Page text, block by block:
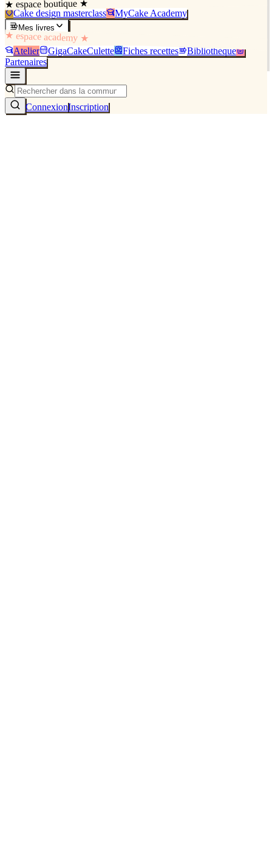
★ espace boutique ★
Cake design masterclass MyCake Academy
Mes livres
★ espace academy ★
Atelier GigaCakeCulette Fiches recettes
Bibliothèque
Partenaires
ConnexionInscription